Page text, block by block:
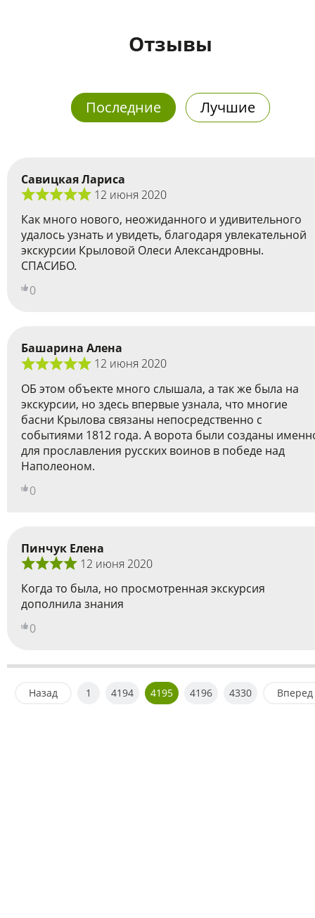
Отзывы
Последние Лучшие
Савицкая Лариса
12 июня 2020
Как много нового, неожиданного и удивительного
удалось узнать и увидеть, благодаря увлекательной
экскурсии Крыловой Олеси Александровны.
СПАСИБО.
0
Башарина Алена
12 июня 2020
ОБ этом объекте много слышала, а так же была на
экскурсии, но здесь впервые узнала, что многие
басни Крылова связаны непосредственно с
событиями 1812 года. А ворота были созданы
для прославления русских воинов в победе над
Наполеоном.
0
Пинчук Елена
12 июня 2020
Когда то была, но просмотренная экскурсия
дополнила знания
0
Назад 1 4194 4195 4196 4330 Вперед